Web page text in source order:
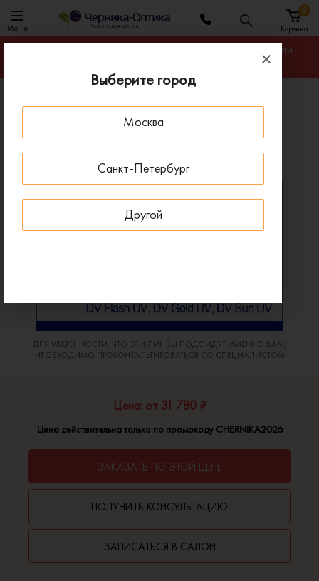
Выберите город
Москва
Санкт-Петербург
Другой
Меню Корзина
0
Гарантируем лучшую цену на линзы для очков среди
Главная
Линзы для очков
Линзы Zeiss Progressive DriveSafe Polarized
Линзы Zeiss Progressive DriveSafe Polarized
ДЛЯ УВЕРЕННОСТИ, ЧТО ЭТИ ЛИНЗЫ ПОДОЙДУТ ИМЕННО ВАМ,
НЕОБХОДИМО ПРОКОНСУЛЬТИРОВАТЬСЯ СО СПЕЦИАЛИСТОМ
Цена: от 31 780 ₽
Цена действительна только по промокоду CHERNIKA2026
ЗАКАЗАТЬ ПО ЭТОЙ ЦЕНЕ
ПОЛУЧИТЬ КОНСУЛЬТАЦИЮ
ЗАПИСАТЬСЯ В САЛОН